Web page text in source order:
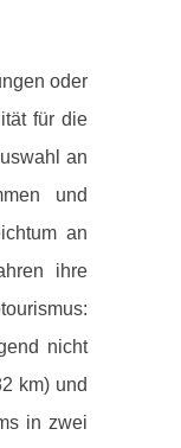
oder
für die
an
und
an
ihre
nicht
km) und
in zwei